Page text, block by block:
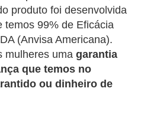
produto foi desenvolvida
temos 99% de Eficácia
(Anvisa Americana).
mulheres uma garantia
que temos no
ou dinheiro de